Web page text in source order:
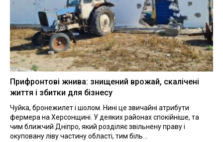
Прифронтові жнива: знищений врожай, скалічені
життя і збитки для бізнесу
Чуйка, бронежилет і шолом. Нині це звичайні атрибути
фермера на Херсонщині. У деяких районах спокійніше, та
чим ближчий Дніпро, який розділяє звільнену праву і
окуповану ліву частину області, тим біль...